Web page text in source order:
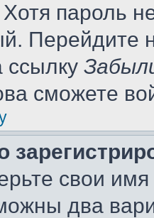
пароль
Перейдите
ссылку
сможете
свои
два